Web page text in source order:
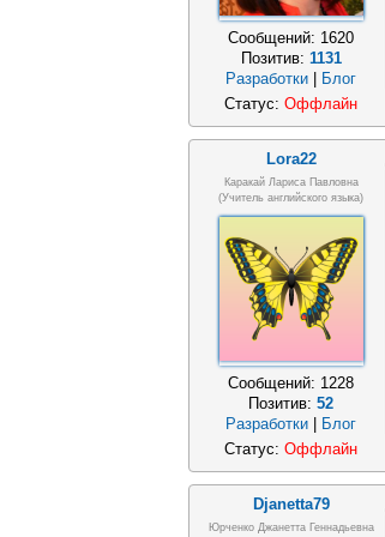
Сообщений: 1620
Позитив: 1131
Разработки
Блог
Статус: Оффлайн
Lora22
Каракай Лариса Павловна
(учитель английского языка)
Сообщений: 1228
Позитив: 52
Разработки
Блог
Статус: Оффлайн
Djanetta79
Юрченко Джанетта Геннадьевна